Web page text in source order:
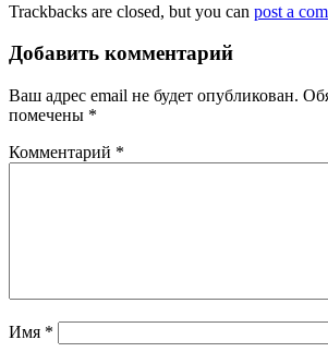
Trackbacks are closed, but you can post a
Добавить комментарий
Ваш адрес email не будет опубликован.
помечены *
Комментарий *
Имя *